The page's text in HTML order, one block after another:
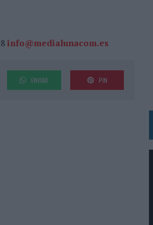
COMO DISPOSITIVO MÁS UTILIZADO
info@medialunacom.es
ENVIAR PIN